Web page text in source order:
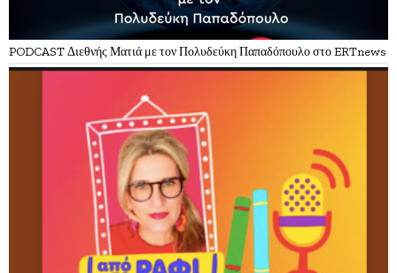
PODCAST Διεθνής Ματιά με τον Πολυδεύκη Παπαδόπουλο στο ERTnews